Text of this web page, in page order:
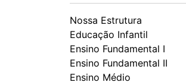
Nossa Estrutura
Educação Infantil
Ensino Fundamental I
Ensino Fundamental II
Ensino Médio